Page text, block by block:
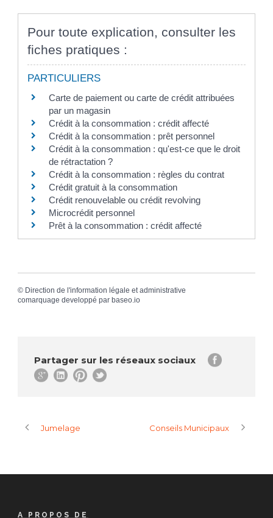
Pour toute explication, consulter les
fiches pratiques :
PARTICULIERS
Carte de paiement ou carte de crédit attribuées
par un magasin
Crédit à la consommation : crédit affecté
Crédit à la consommation : prêt personnel
Crédit à la consommation : qu'est-ce que le droit
de rétractation ?
Crédit à la consommation : règles du contrat
Crédit gratuit à la consommation
Crédit renouvelable ou crédit revolving
Microcrédit personnel
Prêt à la consommation : crédit affecté
© Direction de l'information légale et administrative
comarquage developpé par baseo.io
Partager sur les réseaux sociaux
Jumelage Conseils Municipaux
A PROPOS DE